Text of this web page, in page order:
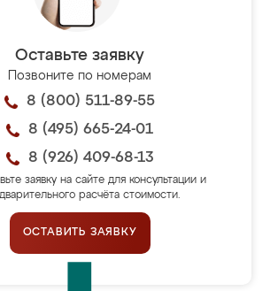
Оставьте заявку
Позвоните по номерам
8 (800) 511-89-55
8 (495) 665-24-01
8 (926) 409-68-13
заявку на сайте для консультации и
расчёта стоимости.
ОСТАВИТЬ ЗАЯВКУ